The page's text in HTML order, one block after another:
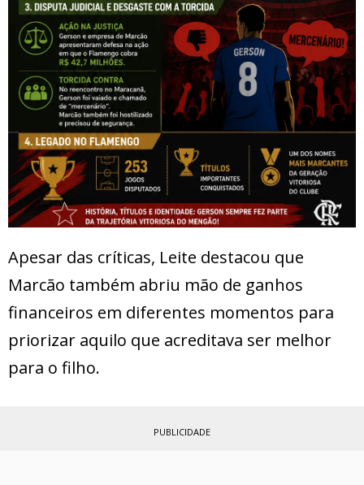
Apesar das críticas, Leite destacou que
Marcão também abriu mão de ganhos
financeiros em diferentes momentos para
priorizar aquilo que acreditava ser melhor
para o filho.
PUBLICIDADE